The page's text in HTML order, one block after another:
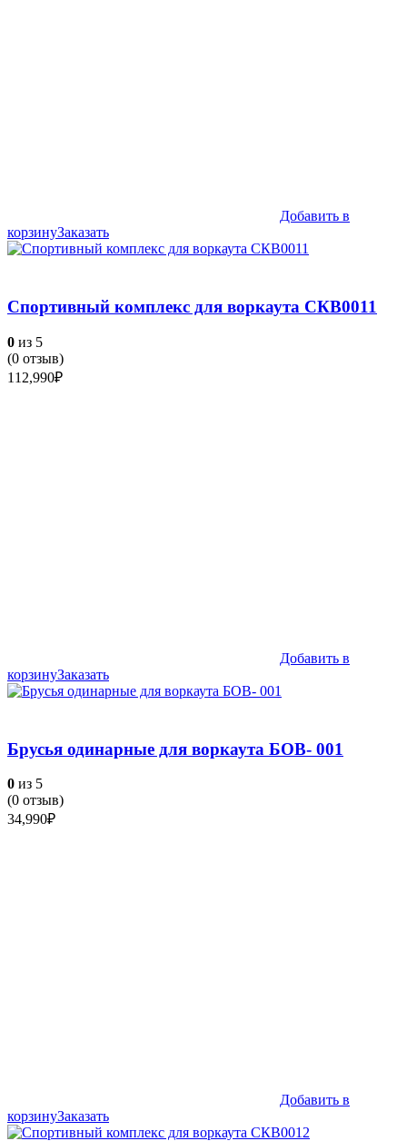
Добавить в
корзинуЗаказать
Спортивный комплекс для воркаута СКВ0011
0 из 5
(0 отзыв)
112,990₽
Добавить в
корзинуЗаказать
Брусья одинарные для воркаута БОВ- 001
0 из 5
(0 отзыв)
34,990₽
Добавить в
корзинуЗаказать